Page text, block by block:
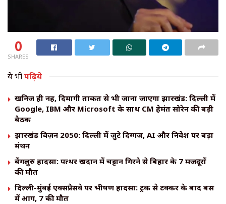
0
SHARES
ये भीपढ़िये
खनिज ही नहीं, दिमागी ताकत से भी जाना जाएगा झारखंड: दिल्ली में
Google, IBM और Microsoft के साथ CM हेमंत सोरेन की बड़ी
बैठक
झारखंड विज़न 2050: दिल्ली में जुटे दिग्गज, AI और निवेश पर बड़ा
मंथन
बेंगलुरु हादसा: पत्थर खदान में चट्टान गिरने से बिहार के 7 मजदूरों
की मौत
दिल्ली-मुंबई एक्सप्रेसवे पर भीषण हादसा: ट्रक से टक्कर के बाद बस
में आग, 7 की मौत